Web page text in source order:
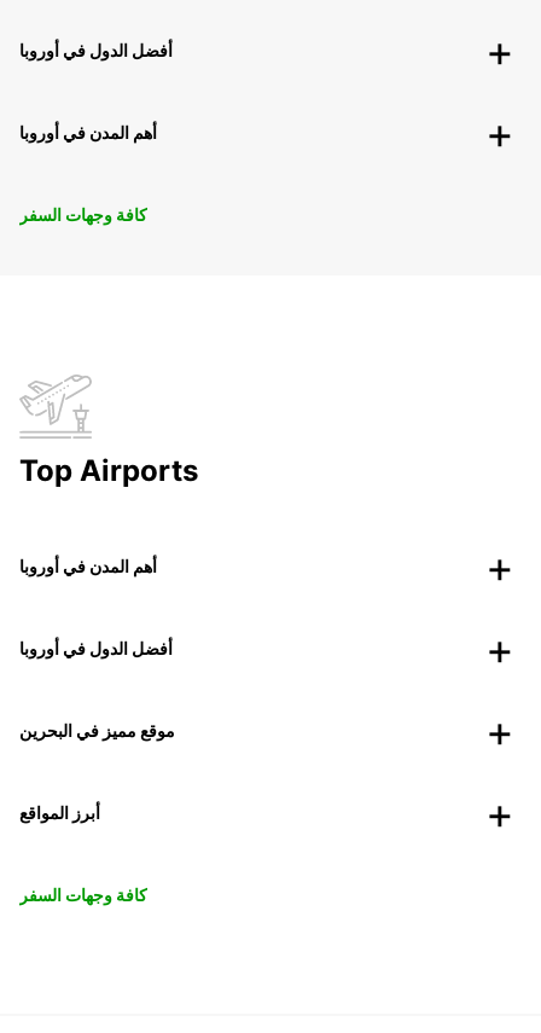
أفضل الدول في أوروبا
أهم المدن في أوروبا
كافة وجهات السفر
Top Airports
أهم المدن في أوروبا
أفضل الدول في أوروبا
موقع مميز في البحرين
أبرز المواقع
كافة وجهات السفر